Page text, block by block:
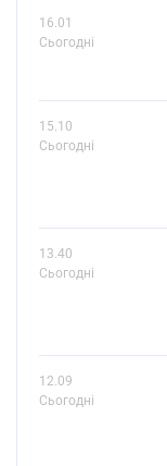
16.01
Сьогодні
15.10
Сьогодні
13.40
Сьогодні
12.09
Сьогодні